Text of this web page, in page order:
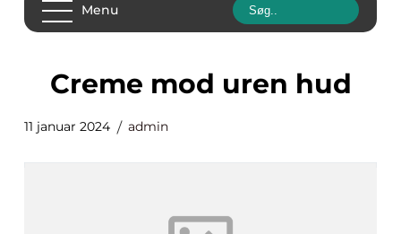
Menu
creme mod uren hud
11 januar 2024 admin